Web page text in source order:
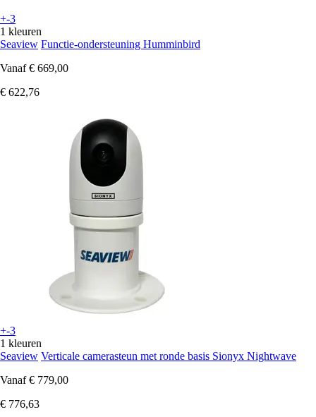
+-3
1 kleuren
Seaview Functie-ondersteuning Humminbird
Vanaf € 669,00
€ 622,76
+-3
1 kleuren
Seaview Verticale camerasteun met ronde basis Sionyx Nightwave
Vanaf € 779,00
€ 776,63